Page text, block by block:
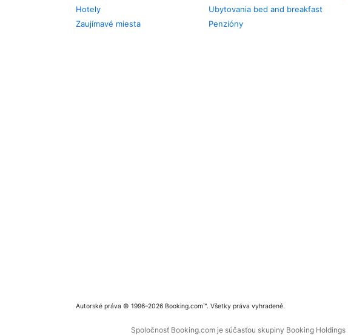
Hotely
Zaujímavé miesta
Ubytovania bed and breakfast
Penzióny
Autorské práva © 1996–2026 Booking.com™. Všetky práva vyhradené.
Spoločnosť Booking.com je súčasťou skupiny Booking